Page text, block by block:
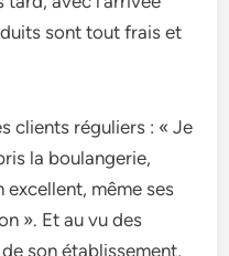
sont tout frais et
clients réguliers : « Je
la boulangerie,
même ses
». Et au vu des
son établissement,